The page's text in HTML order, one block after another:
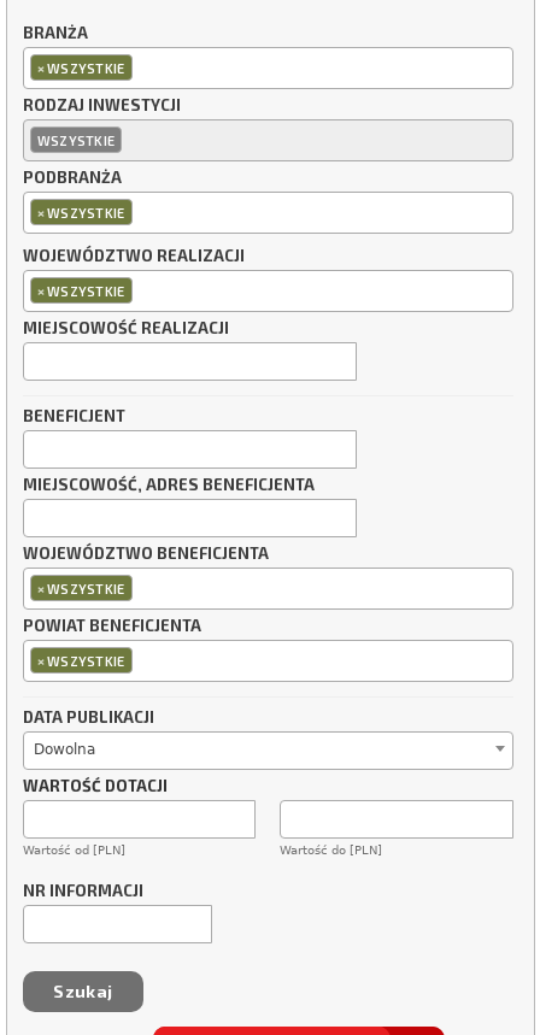
BRANŻA
×WSZYSTKIE
RODZAJ INWESTYCJI
WSZYSTKIE
PODBRANŻA
×WSZYSTKIE
WOJEWÓDZTWO REALIZACJI
×WSZYSTKIE
MIEJSCOWOŚĆ REALIZACJI
BENEFICJENT
MIEJSCOWOŚĆ, ADRES BENEFICJENTA
WOJEWÓDZTWO BENEFICJENTA
×WSZYSTKIE
POWIAT BENEFICJENTA
×WSZYSTKIE
DATA PUBLIKACJI
Dowolna
WARTOŚĆ DOTACJI
Wartość od [PLN] Wartość do [PLN]
NR INFORMACJI